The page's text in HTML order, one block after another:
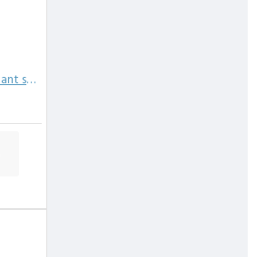
Detergent dezinfectant suprafete Cif Pro Formula fara clatire virucid 750 ml